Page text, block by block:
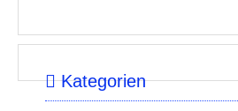
Kategorien